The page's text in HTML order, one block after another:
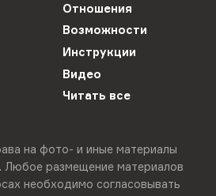
Отношения
Возможности
Инструкции
Видео
Читать все
на фото- и иные материалы
размещение материалов
необходимо согласовывать